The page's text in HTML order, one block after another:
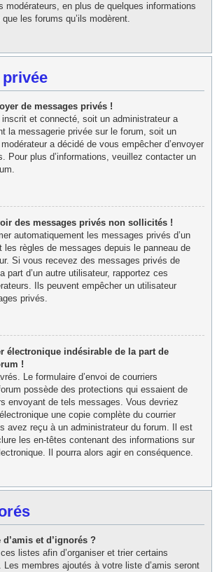
modérateurs, en plus de quelques informations
les forums qu’ils modèrent.
privée
de messages privés !
inscrit et connecté, soit un administrateur a
la messagerie privée sur le forum, soit un
a décidé de vous empêcher d’envoyer
Pour plus d’informations, veuillez contacter un
des messages privés non sollicités !
automatiquement les messages privés d’un
les règles de messages depuis le panneau de
Si vous recevez des messages privés de
part d’un autre utilisateur, rapportez ces
Ils peuvent empêcher un utilisateur
privés.
électronique indésirable de la part de
!
Le formulaire d’envoi de courriers
possède des protections qui essaient de
envoyant de tels messages. Vous devriez
une copie complète du courrier
avez reçu à un administrateur du forum. Il est
les en-têtes contenant des informations sur
Il pourra alors agir en conséquence.
et d’ignorés ?
listes afin d’organiser et trier certains
membres ajoutés à votre liste d’amis seront